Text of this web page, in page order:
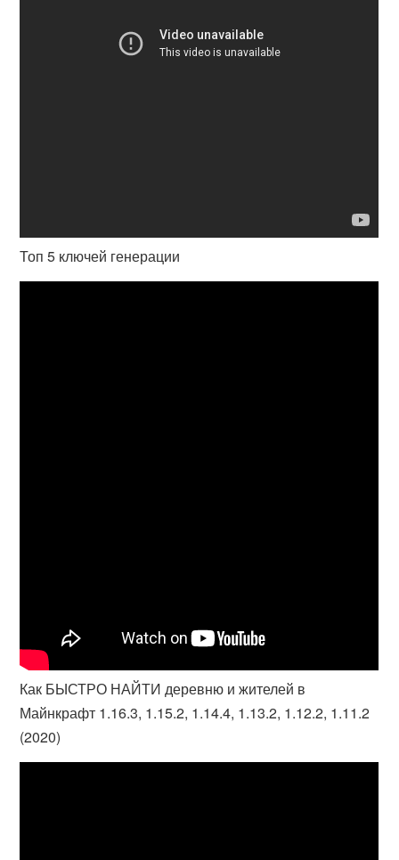
Топ 5 ключей генерации
Как БЫСТРО НАЙТИ деревню и жителей в
Майнкрафт 1.16.3, 1.15.2, 1.14.4, 1.13.2, 1.12.2, 1.11.2
(2020)